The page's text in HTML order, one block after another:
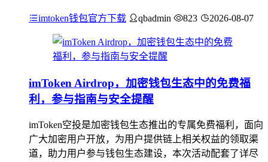
imtoken钱包官方下载 qbadmin 823 2026-08-07
imToken Airdrop，加密钱包生态中的免费福
利，参与指南与安全提醒
imToken空投是加密钱包生态推出的专属免费福利，面向
广大加密用户开放，为用户提供链上相关权益的领取渠
道，助力用户参与钱包生态建设，本次活动配套了详尽